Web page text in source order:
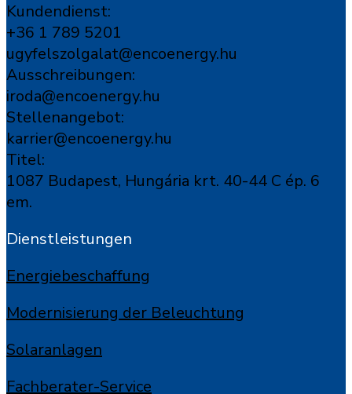
Kundendienst:
+36 1 789 5201
ugyfelszolgalat@encoenergy.hu
Ausschreibungen:
iroda@encoenergy.hu
Stellenangebot:
karrier@encoenergy.hu
Titel:
1087 Budapest, Hungária krt. 40-44 C ép. 6
em.
Dienstleistungen
Energiebeschaffung
Modernisierung der Beleuchtung
Solaranlagen
Fachberater-Service